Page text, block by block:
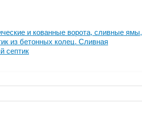
и кованные ворота, сливные ямы,
из бетонных колец. Cливная
септик